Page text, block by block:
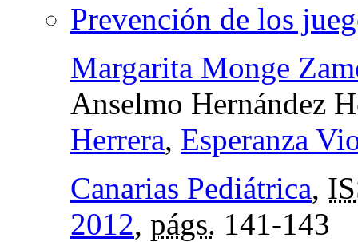
Prevención de los
Margarita Monge
Anselmo Hernández
Herrera, Esperanza
Canarias Pediátrica,
2012, págs. 141-143